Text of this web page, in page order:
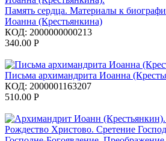
Память сердца. Материалы к
Иоанна (Крестьянкина)
КОД: 2000000000213
340.00 Р
Письма архимандрита Иоанна
КОД: 2000001163207
510.00 Р